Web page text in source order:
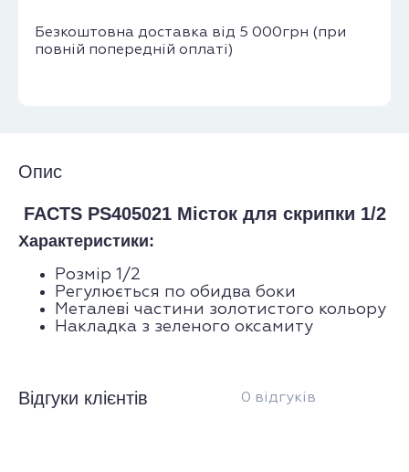
Безкоштовна доставка від 5 000грн (при
повній попередній оплаті)
Опис
FACTS PS405021 Місток для скрипки 1/2
Характеристики:
Розмір 1/2
Регулюється по обидва боки
Металеві частини золотистого кольору
Накладка з зеленого оксамиту
Відгуки клієнтів 0 відгуків